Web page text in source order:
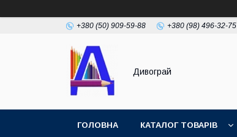
+380 (50) 909-59-88 +380 (98) 496-32-75
Дивограй
ГОЛОВНА КАТАЛОГ ТОВАРІВ